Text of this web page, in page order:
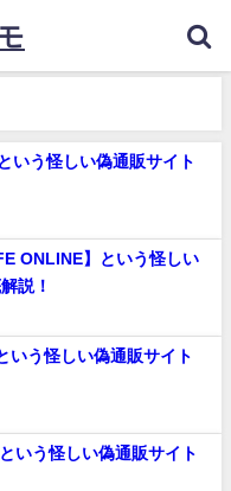
いう怪しい偽通販サイト
ONLINE】という怪しい
説！
いう怪しい偽通販サイト
いう怪しい偽通販サイト